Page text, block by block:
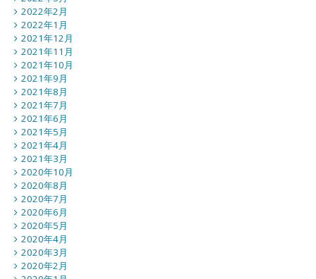
2022年2月
2022年1月
2021年12月
2021年11月
2021年10月
2021年9月
2021年8月
2021年7月
2021年6月
2021年5月
2021年4月
2021年3月
2020年10月
2020年8月
2020年7月
2020年6月
2020年5月
2020年4月
2020年3月
2020年2月